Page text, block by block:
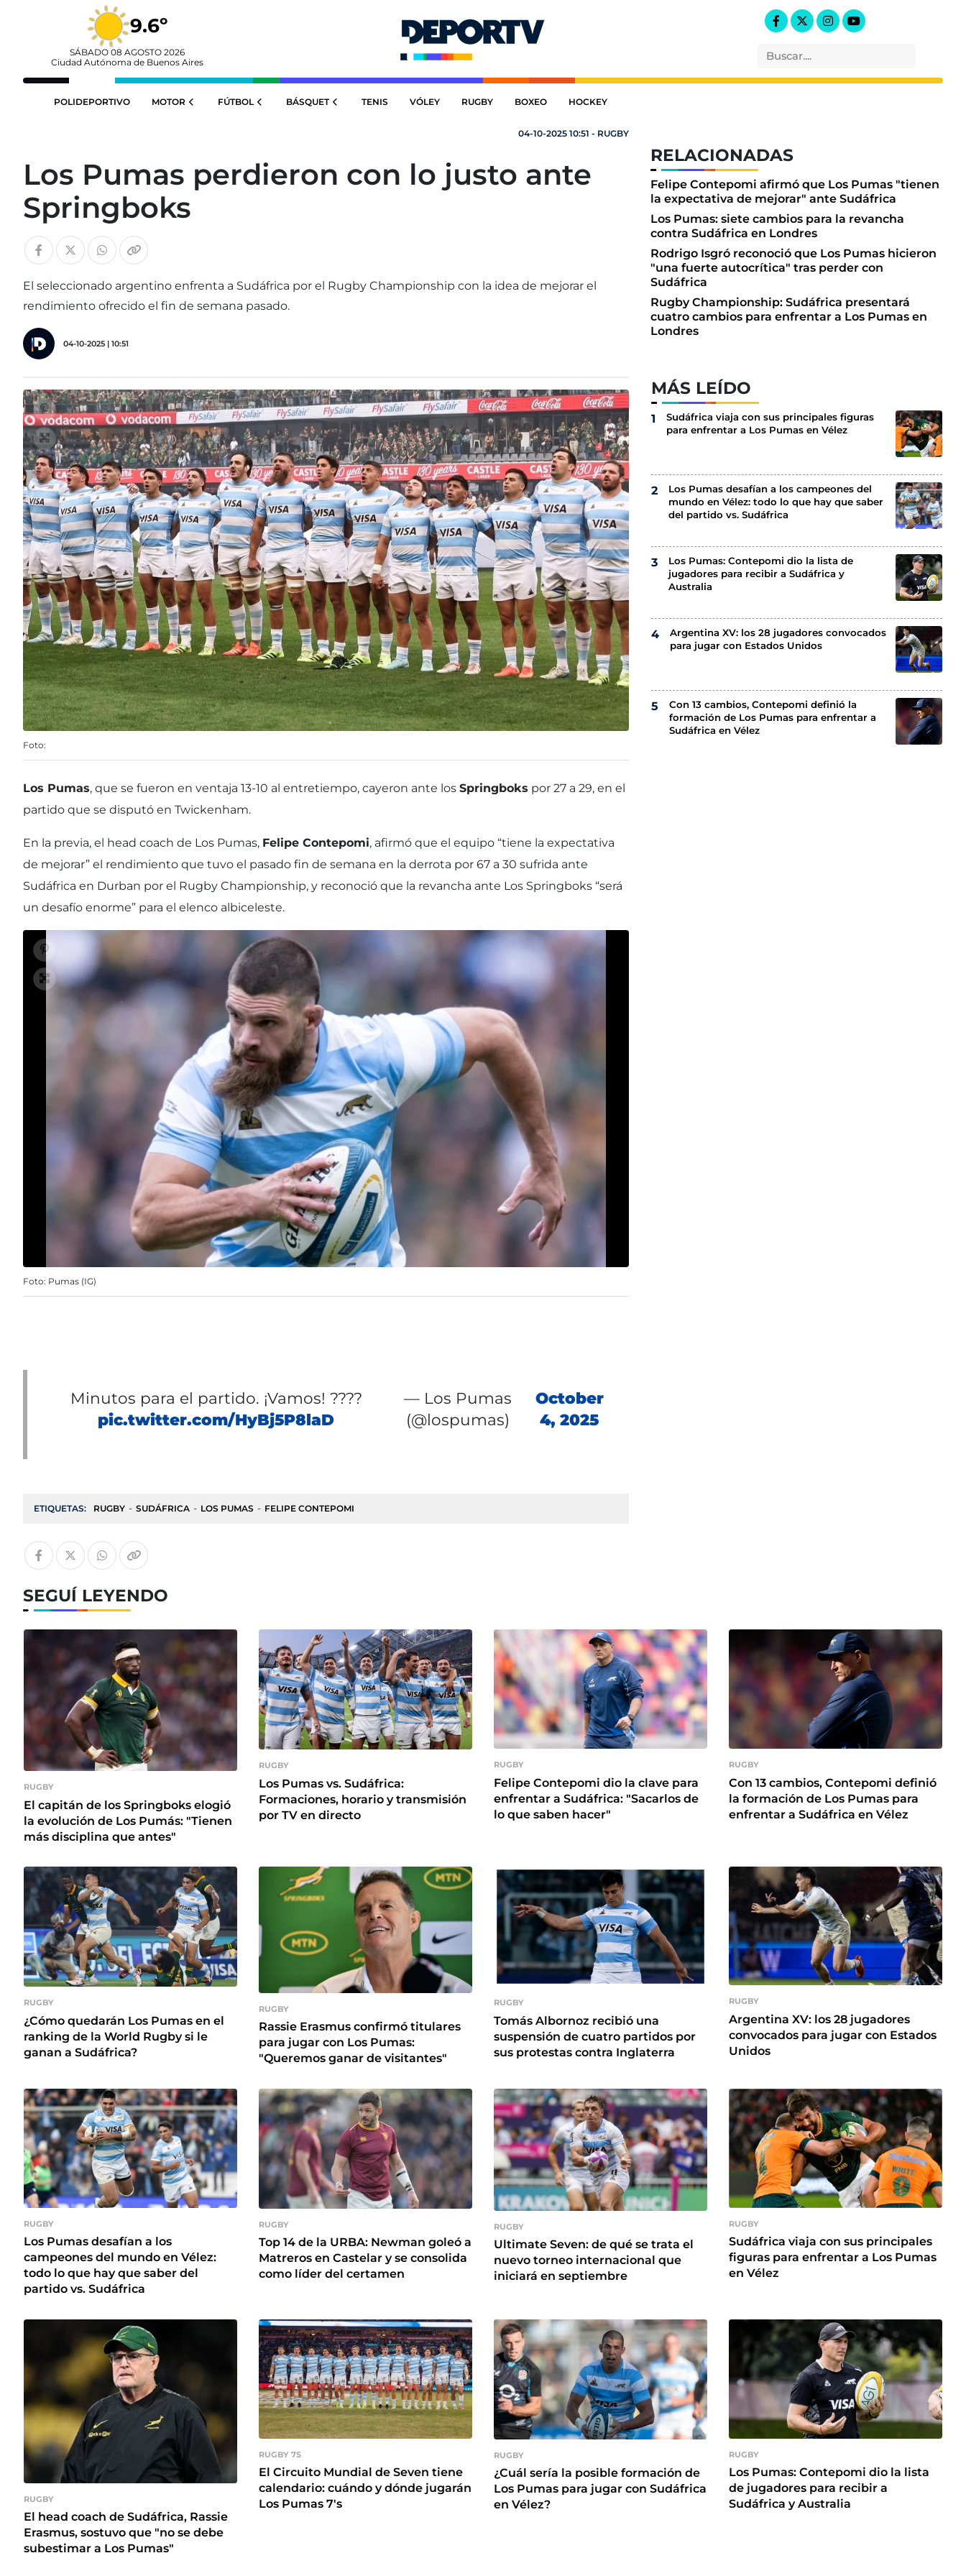
9.6º
SÁBADO 08 AGOSTO 2026
Ciudad Autónoma de Buenos Aires
POLIDEPORTIVO MOTOR FÚTBOL BÁSQUET TENIS VÓLEY RUGBY BOXEO HOCKEY
04-10-2025 10:51 - RUGBY
Los Pumas perdieron con lo justo ante
Springboks
El seleccionado argentino enfrenta a Sudáfrica por el Rugby Championship con la idea de mejorar el
rendimiento ofrecido el fin de semana pasado.
04-10-2025 | 10:51
Foto:
Los Pumas, que se fueron en ventaja 13-10 al entretiempo, cayeron ante los Springboks por 27 a 29, en el
partido que se disputó en Twickenham.
En la previa, el head coach de Los Pumas, Felipe Contepomi, afirmó que el equipo “tiene la expectativa
de mejorar” el rendimiento que tuvo el pasado fin de semana en la derrota por 67 a 30 sufrida ante
Sudáfrica en Durban por el Rugby Championship, y reconoció que la revancha ante Los Springboks “será
un desafío enorme” para el elenco albiceleste.
Foto: Pumas (IG)
Minutos para el partido. ¡Vamos! ????
pic.twitter.com/HyBj5P8laD
— Los Pumas
(@lospumas)
October
4, 2025
ETIQUETAS: RUGBY SUDÁFRICA LOS PUMAS FELIPE CONTEPOMI
RELACIONADAS
Felipe Contepomi afirmó que Los Pumas "tienen
la expectativa de mejorar" ante Sudáfrica
Los Pumas: siete cambios para la revancha
contra Sudáfrica en Londres
Rodrigo Isgró reconoció que Los Pumas hicieron
"una fuerte autocrítica" tras perder con
Sudáfrica
Rugby Championship: Sudáfrica presentará
cuatro cambios para enfrentar a Los Pumas en
Londres
MÁS LEÍDO
Sudáfrica viaja con sus principales figuras
para enfrentar a Los Pumas en Vélez
Los Pumas desafían a los campeones del
mundo en Vélez: todo lo que hay que saber
del partido vs. Sudáfrica
Los Pumas: Contepomi dio la lista de
jugadores para recibir a Sudáfrica y
Australia
Argentina XV: los 28 jugadores convocados
para jugar con Estados Unidos
Con 13 cambios, Contepomi definió la
formación de Los Pumas para enfrentar a
Sudáfrica en Vélez
SEGUÍ LEYENDO
RUGBY
El capitán de los Springboks elogió
la evolución de Los Pumás: "Tienen
más disciplina que antes"
RUGBY
Los Pumas vs. Sudáfrica:
Formaciones, horario y transmisión
por TV en directo
RUGBY
Felipe Contepomi dio la clave para
enfrentar a Sudáfrica: "Sacarlos de
lo que saben hacer"
RUGBY
Con 13 cambios, Contepomi definió
la formación de Los Pumas para
enfrentar a Sudáfrica en Vélez
RUGBY
¿Cómo quedarán Los Pumas en el
ranking de la World Rugby si le
ganan a Sudáfrica?
RUGBY
Rassie Erasmus confirmó titulares
para jugar con Los Pumas:
"Queremos ganar de visitantes"
RUGBY
Tomás Albornoz recibió una
suspensión de cuatro partidos por
sus protestas contra Inglaterra
RUGBY
Argentina XV: los 28 jugadores
convocados para jugar con Estados
Unidos
RUGBY
Los Pumas desafían a los
campeones del mundo en Vélez:
todo lo que hay que saber del
partido vs. Sudáfrica
RUGBY
Top 14 de la URBA: Newman goleó a
Matreros en Castelar y se consolida
como líder del certamen
RUGBY
Ultimate Seven: de qué se trata el
nuevo torneo internacional que
iniciará en septiembre
RUGBY
Sudáfrica viaja con sus principales
figuras para enfrentar a Los Pumas
en Vélez
RUGBY
El head coach de Sudáfrica, Rassie
Erasmus, sostuvo que "no se debe
subestimar a Los Pumas"
RUGBY 7S
El Circuito Mundial de Seven tiene
calendario: cuándo y dónde jugarán
Los Pumas 7's
RUGBY
¿Cuál sería la posible formación de
Los Pumas para jugar con Sudáfrica
en Vélez?
RUGBY
Los Pumas: Contepomi dio la lista
de jugadores para recibir a
Sudáfrica y Australia